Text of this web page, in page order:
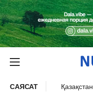
САЯСАТ Қазақстан